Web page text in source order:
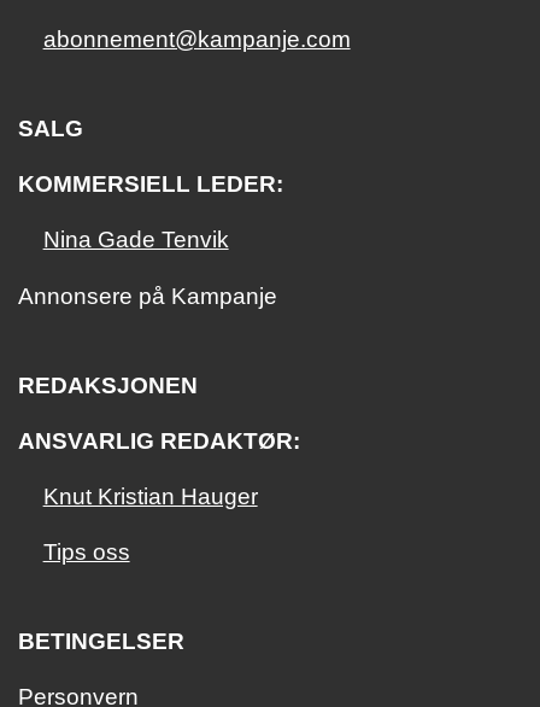
abonnement@kampanje.com
SALG
KOMMERSIELL LEDER:
Nina Gade Tenvik
Annonsere på Kampanje
REDAKSJONEN
ANSVARLIG REDAKTØR:
Knut Kristian Hauger
Tips oss
BETINGELSER
Personvern